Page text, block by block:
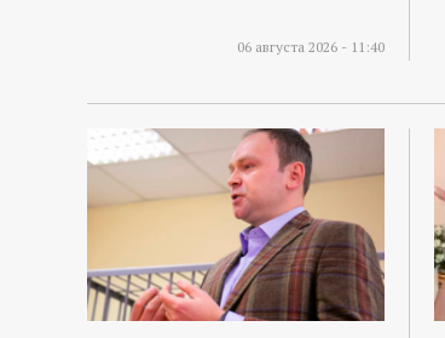
06 августа 2026 - 11:40